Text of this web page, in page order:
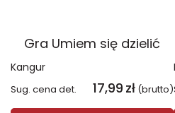
Gra Umiem się dzielić
Kangur
Sug. cena det. 17,99 zł (brutto)